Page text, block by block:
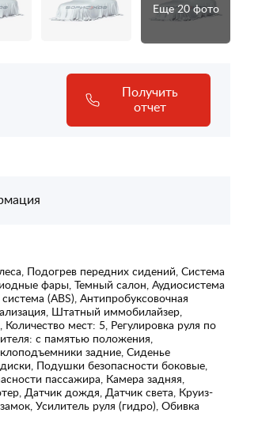
Еще 20 фото
Получить
отчет
Подогрев передних сидений, Система
фары, Темный салон, Аудиосистема
(ABS), Антипробуксовочная
Штатный иммобилайзер,
мест: 5, Регулировка руля по
с памятью положения,
задние, Сиденье
Подушки безопасности боковые,
пассажира, Камера задняя,
Датчик дождя, Датчик света, Круиз-
Усилитель руля (гидро), Обивка